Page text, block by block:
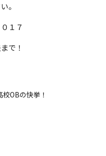
。
１７
で！
OBの快挙！